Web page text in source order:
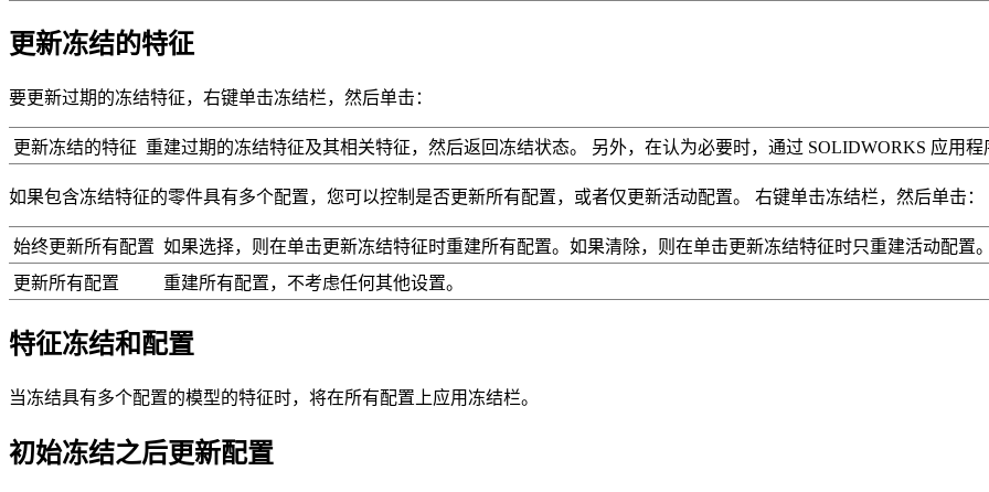
更新冻结的特征
要更新过期的冻结特征，右键单击冻结栏，然后单击：
更新冻结的特征 重建过期的冻结特征及其相关特征，然后返回冻结状态。 另外，在认为必要时，通过 SOLIDWORKS 应用程
如果包含冻结特征的零件具有多个配置，您可以控制是否更新所有配置，或者仅更新活动配置。 右键单击冻结栏，然后单击：
始终更新所有配置 如果选择，则在单击更新冻结特征时重建所有配置。如果清除，则在单击更新冻结特征时只重建活动配置。
更新所有配置
重建所有配置，不考虑任何其他设置。
特征冻结和配置
当冻结具有多个配置的模型的特征时，将在所有配置上应用冻结栏。
初始冻结之后更新配置